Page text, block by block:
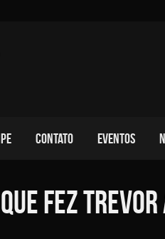
CONTATO EVENTOS
que fez